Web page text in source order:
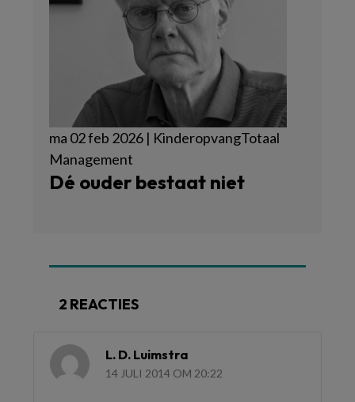
ma 02 feb 2026 | KinderopvangTotaal
Management
Dé ouder bestaat niet
2 REACTIES
L. D. Luimstra
14 JULI 2014 OM 20:22